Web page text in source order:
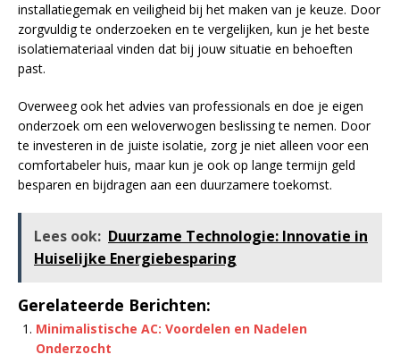
installatiegemak en veiligheid bij het maken van je keuze. Door
zorgvuldig te onderzoeken en te vergelijken, kun je het beste
isolatiemateriaal vinden dat bij jouw situatie en behoeften
past.
Overweeg ook het advies van professionals en doe je eigen
onderzoek om een weloverwogen beslissing te nemen. Door
te investeren in de juiste isolatie, zorg je niet alleen voor een
comfortabeler huis, maar kun je ook op lange termijn geld
besparen en bijdragen aan een duurzamere toekomst.
Lees ook: Duurzame Technologie: Innovatie in
Huiselijke Energiebesparing
Gerelateerde Berichten:
Minimalistische AC: Voordelen en Nadelen
Onderzocht